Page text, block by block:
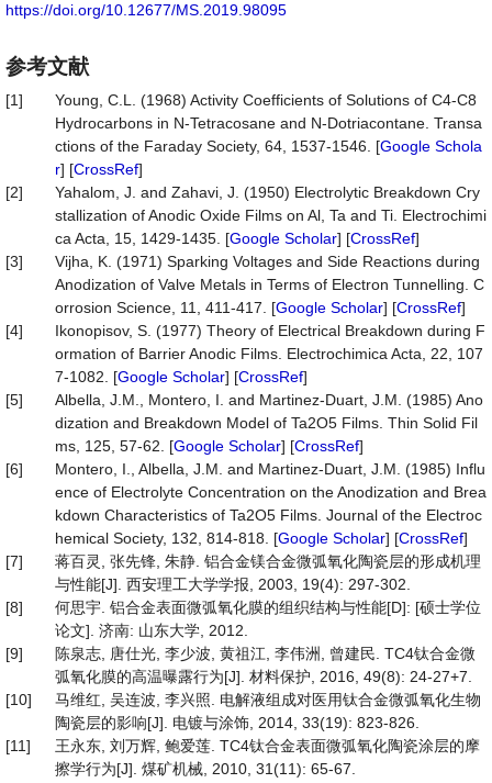
https://doi.org/10.12677/MS.2019.98095
参考文献
[1]
Young, C.L. (1968) Activity Coefficients of Solutions of C4-C8
Hydrocarbons in N-Tetracosane and N-Dotriacontane. Transa
ctions of the Faraday Society, 64, 1537-1546. [Google Schola
r] [CrossRef]
[2]
Yahalom, J. and Zahavi, J. (1950) Electrolytic Breakdown Cry
stallization of Anodic Oxide Films on Al, Ta and Ti. Electrochimi
ca Acta, 15, 1429-1435. [Google Scholar] [CrossRef]
[3]
Vijha, K. (1971) Sparking Voltages and Side Reactions during
Anodization of Valve Metals in Terms of Electron Tunnelling. C
orrosion Science, 11, 411-417. [Google Scholar] [CrossRef]
[4]
Ikonopisov, S. (1977) Theory of Electrical Breakdown during F
ormation of Barrier Anodic Films. Electrochimica Acta, 22, 107
7-1082. [Google Scholar] [CrossRef]
[5]
Albella, J.M., Montero, I. and Martinez-Duart, J.M. (1985) Ano
dization and Breakdown Model of Ta2O5 Films. Thin Solid Fil
ms, 125, 57-62. [Google Scholar] [CrossRef]
[6]
Montero, I., Albella, J.M. and Martinez-Duart, J.M. (1985) Influ
ence of Electrolyte Concentration on the Anodization and Brea
kdown Characteristics of Ta2O5 Films. Journal of the Electroc
hemical Society, 132, 814-818. [Google Scholar] [CrossRef]
[7]
蒋百灵, 张先锋, 朱静. 铝合金镁合金微弧氧化陶瓷层的形成机理
与性能[J]. 西安理工大学学报, 2003, 19(4): 297-302.
[8]
何思宇. 铝合金表面微弧氧化膜的组织结构与性能[D]: [硕士学位
论文]. 济南: 山东大学, 2012.
[9]
陈泉志, 唐仕光, 李少波, 黄祖江, 李伟洲, 曾建民. TC4钛合金微
弧氧化膜的高温曝露行为[J]. 材料保护, 2016, 49(8): 24-27+7.
[10]
马维红, 吴连波, 李兴照. 电解液组成对医用钛合金微弧氧化生物
陶瓷层的影响[J]. 电镀与涂饰, 2014, 33(19): 823-826.
[11]
王永东, 刘万辉, 鲍爱莲. TC4钛合金表面微弧氧化陶瓷涂层的摩
擦学行为[J]. 煤矿机械, 2010, 31(11): 65-67.